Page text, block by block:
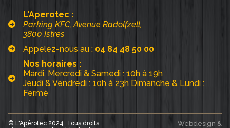
L'Aperotec :
Parking KFC, Avenue Radolfzell,
3800 Istres
Appelez-nous au : 04 84 48 50 00
Nos horaires :
Mardi, Mercredi & Samedi : 10h à 19h
Jeudi & Vendredi : 10h à 23h Dimanche & Lundi :
Fermé
© L'Apérotec 2024. Tous droits
Webdesign &